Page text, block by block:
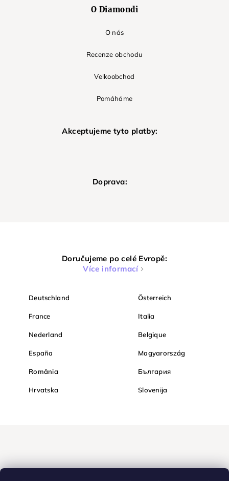
O Diamondi
O nás
Recenze obchodu
Velkoobchod
Pomáháme
Akceptujeme tyto platby:
Doprava:
Doručujeme po celé Evropě:
Více informací
Deutschland Österreich
France Italia
Nederland Belgique
España Magyarország
România България
Hrvatska Slovenija